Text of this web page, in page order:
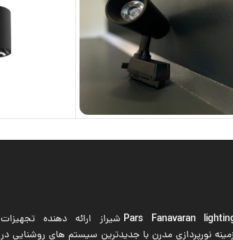
Pars Fanavaran شیراز ارائه دهنده تجهیزات
نورپردازی مدرن با جدیدترین سیستم های روشنایی در